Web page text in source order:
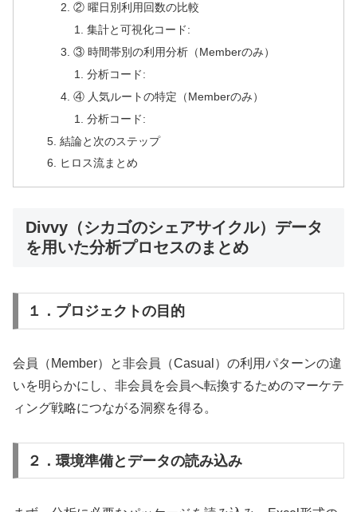
② 曜日別利用回数の比較
集計と可視化コード:
③ 時間帯別の利用分析（Memberのみ）
分析コード:
④ 人気ルートの特定（Memberのみ）
分析コード:
結論と次のステップ
ヒロス流まとめ
Divvy（シカゴのシェアサイクル）データ
を用いた分析プロセスのまとめ
１．プロジェクトの目的
会員（Member）と非会員（Casual）の利用パターンの違
いを明らかにし、非会員を会員へ転換するためのマーケテ
ィング戦略につながる洞察を得る。
２．環境準備とデータの読み込み